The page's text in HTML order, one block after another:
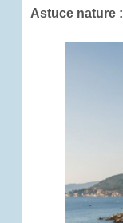
Astuce nature :